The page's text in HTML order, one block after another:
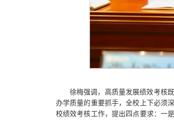
徐梅强调，高质量发展绩效考核
办学质量的重要抓手，全校上下必须
校绩效考核工作，提出四点要求：一